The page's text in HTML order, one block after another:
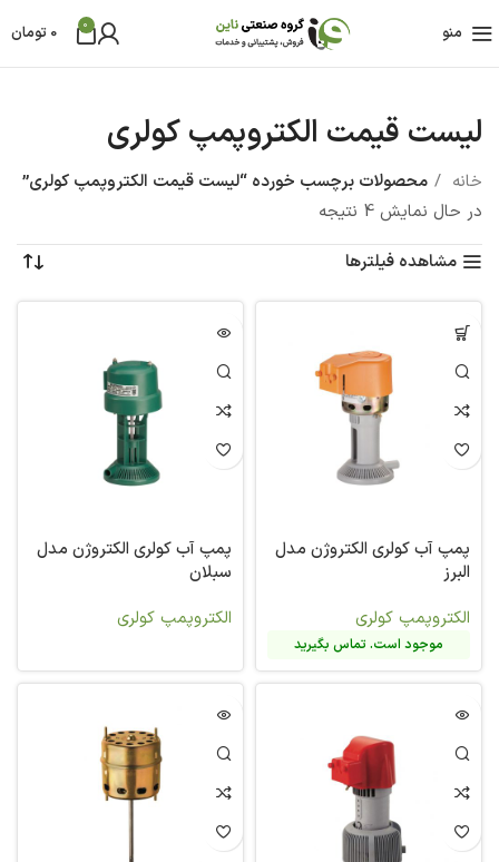
منو 0
0 تومان
لیست قیمت الکتروپمپ کولری
خانه
محصولات برچسب خورده “لیست قیمت الکتروپمپ کولری”
در حال نمایش 4 نتیجه
مشاهده فیلترها
پمپ آب کولری الکتروژن مدل
البرز
الکتروپمپ کولری
موجود است. تماس بگیرید
پمپ آب کولری الکتروژن مدل
سبلان
الکتروپمپ کولری